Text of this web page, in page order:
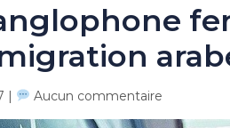
| Aucun commentaire